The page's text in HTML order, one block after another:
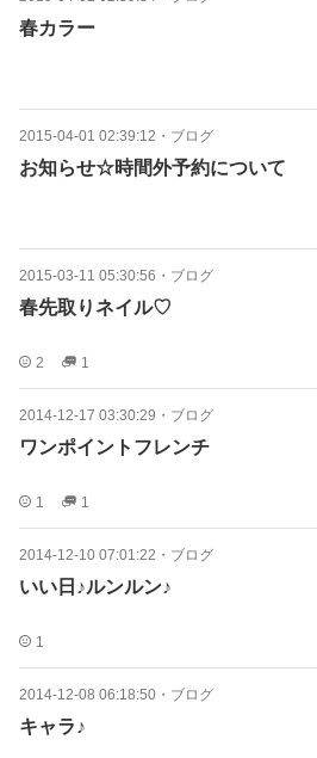
春カラー
2015-04-01 02:39:12 ・ ブログ
お知らせ☆時間外予約について
2015-03-11 05:30:56 ・ ブログ
春先取りネイル♡
2 1
2014-12-17 03:30:29 ・ ブログ
ワンポイントフレンチ
1 1
2014-12-10 07:01:22 ・ ブログ
いい日♪ルンルン♪
1
2014-12-08 06:18:50 ・ ブログ
キャラ♪